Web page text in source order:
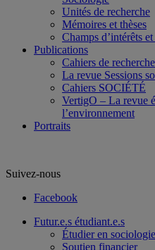
Unités de recherche
Mémoires et thèses
Champs d’intérêts
Publications
Cahiers de
La revue Sessions
Cahiers SOCIÉTÉ
VertigO – La revue
l’environnement
Portraits
Suivez-nous
Facebook
Futur.e.s étudiant.e.s
Étudier en sociologie
Soutien financier